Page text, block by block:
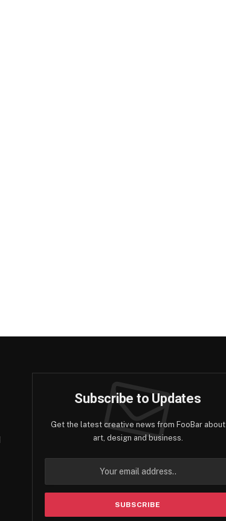
Subscribe to Updates
Get the latest creative news from FooBar about
art, design and business.